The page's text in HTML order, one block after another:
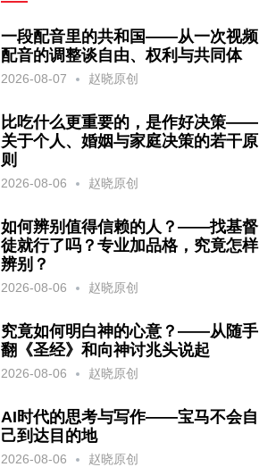
一段配音里的共和国——从一次视频
配音的调整谈自由、权利与共同体
2026-08-07 赵晓原创
比吃什么更重要的，是作好决策——
关于个人、婚姻与家庭决策的若干原
则
2026-08-06 赵晓原创
如何辨别值得信赖的人？——找基督
徒就行了吗？专业加品格，究竟怎样
辨别？
2026-08-06 赵晓原创
究竟如何明白神的心意？——从随手
翻《圣经》和向神讨兆头说起
2026-08-06 赵晓原创
AI时代的思考与写作——宝马不会自
己到达目的地
2026-08-06 赵晓原创